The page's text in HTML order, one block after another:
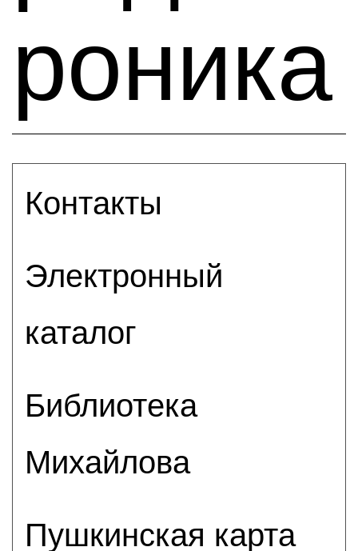
роника
Контакты
Электронный
каталог
Библиотека
Михайлова
Пушкинская карта